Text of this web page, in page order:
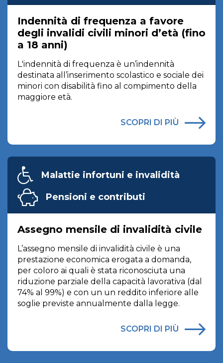
Indennità di frequenza a favore
degli invalidi civili minori d’età (fino
a 18 anni)
L'indennità di frequenza è un’indennità
destinata all’inserimento scolastico e sociale dei
minori con disabilità fino al compimento della
maggiore età.
SCOPRI DI PIÙ
Malattie infortuni e invalidità
Pensioni e contributi
Assegno mensile di invalidità civile
L’assegno mensile di invalidità civile è una
prestazione economica erogata a domanda,
per coloro ai quali è stata riconosciuta una
riduzione parziale della capacità lavorativa (dal
74% al 99%) e con un un reddito inferiore alle
soglie previste annualmente dalla legge.
SCOPRI DI PIÙ